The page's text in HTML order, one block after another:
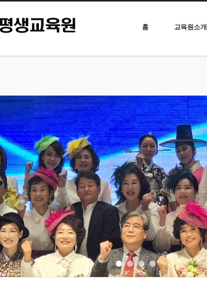
홈 교육원소개